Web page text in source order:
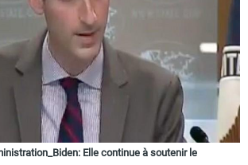
Elle continue à soutenir le